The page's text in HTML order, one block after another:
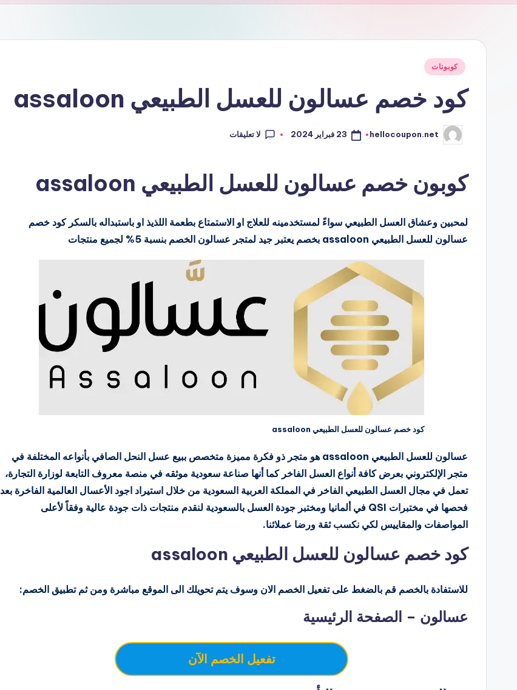
نُشركوبونات
كود خصم عسالون للعسل الطبيعي assaloon
تمّ
النشر
hellocoupon.net 23 فبراير 2024 لا تعليقات
كوبون خصم عسالون للعسل الطبيعي assaloon
لمحبين وعشاق العسل الطبيعي سواءً لمستخدمينه للعلاج او الاستمتاع بطعمة اللذيذ او باستبداله بالسكر كود خصم
عسالون للعسل الطبيعي assaloon بخصم يعتبر جيد لمتجر عسالون الخصم بنسبة 5% لجميع منتجات
كود خصم عسالون للعسل الطبيعي assaloon
عسالون للعسل الطبيعي assaloon هو متجر ذو فكرة مميزة متخصص ببيع عسل النحل الصافي بأنواعه المختلفة في
متجر الإلكتروني بعرض كافة أنواع العسل الفاخر كما أنها صناعة سعودية موثقه في منصة معروف التابعة لوزارة التجارة،
تعمل في مجال العسل الطبيعي الفاخر في المملكة العربية السعودية من خلال استيراد اجود الأعسال العالمية الفاخرة بعد
فحصها في مختبرات QSI في ألمانيا ومختبر جودة العسل بالسعودية لنقدم منتجات ذات جودة عالية وفقاً لأعلى
المواصفات والمقاييس لكي نكسب ثقة ورضا عملائنا.
كود خصم عسالون للعسل الطبيعي assaloon
للاستفادة بالخصم قم بالضغط على تفعيل الخصم الان وسوف يتم تحويلك الى الموقع مباشرة ومن ثم تطبيق الخصم:
عسالون – الصفحة الرئيسية
تفعيل الخصم الآن